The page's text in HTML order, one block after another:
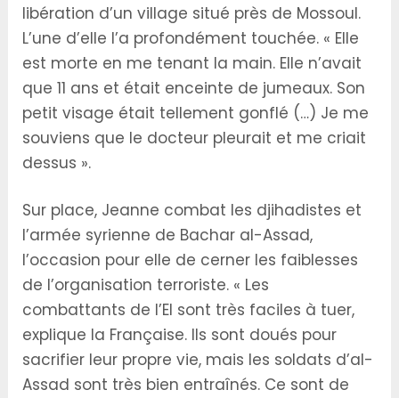
libération d’un village situé près de Mossoul.
L’une d’elle l’a profondément touchée. « Elle
est morte en me tenant la main. Elle n’avait
que 11 ans et était enceinte de jumeaux. Son
petit visage était tellement gonflé (…) Je me
souviens que le docteur pleurait et me criait
dessus ».
Sur place, Jeanne combat les djihadistes et
l’armée syrienne de Bachar al-Assad,
l’occasion pour elle de cerner les faiblesses
de l’organisation terroriste. « Les
combattants de l’EI sont très faciles à tuer,
explique la Française. Ils sont doués pour
sacrifier leur propre vie, mais les soldats d’al-
Assad sont très bien entraînés. Ce sont de